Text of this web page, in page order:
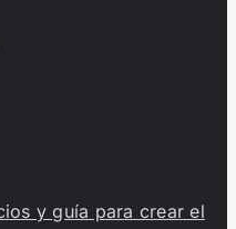
y guía para crear el